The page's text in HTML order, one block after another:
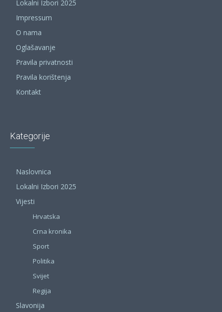
Lokalni Izbori 2025
Impressum
O nama
Oglašavanje
Pravila privatnosti
Pravila korištenja
Kontakt
Kategorije
Naslovnica
Lokalni Izbori 2025
Vijesti
Hrvatska
Crna kronika
Sport
Politika
Svijet
Regija
Slavonija